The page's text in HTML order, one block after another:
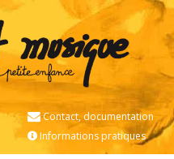
Contact, documentation
Informations pratiques